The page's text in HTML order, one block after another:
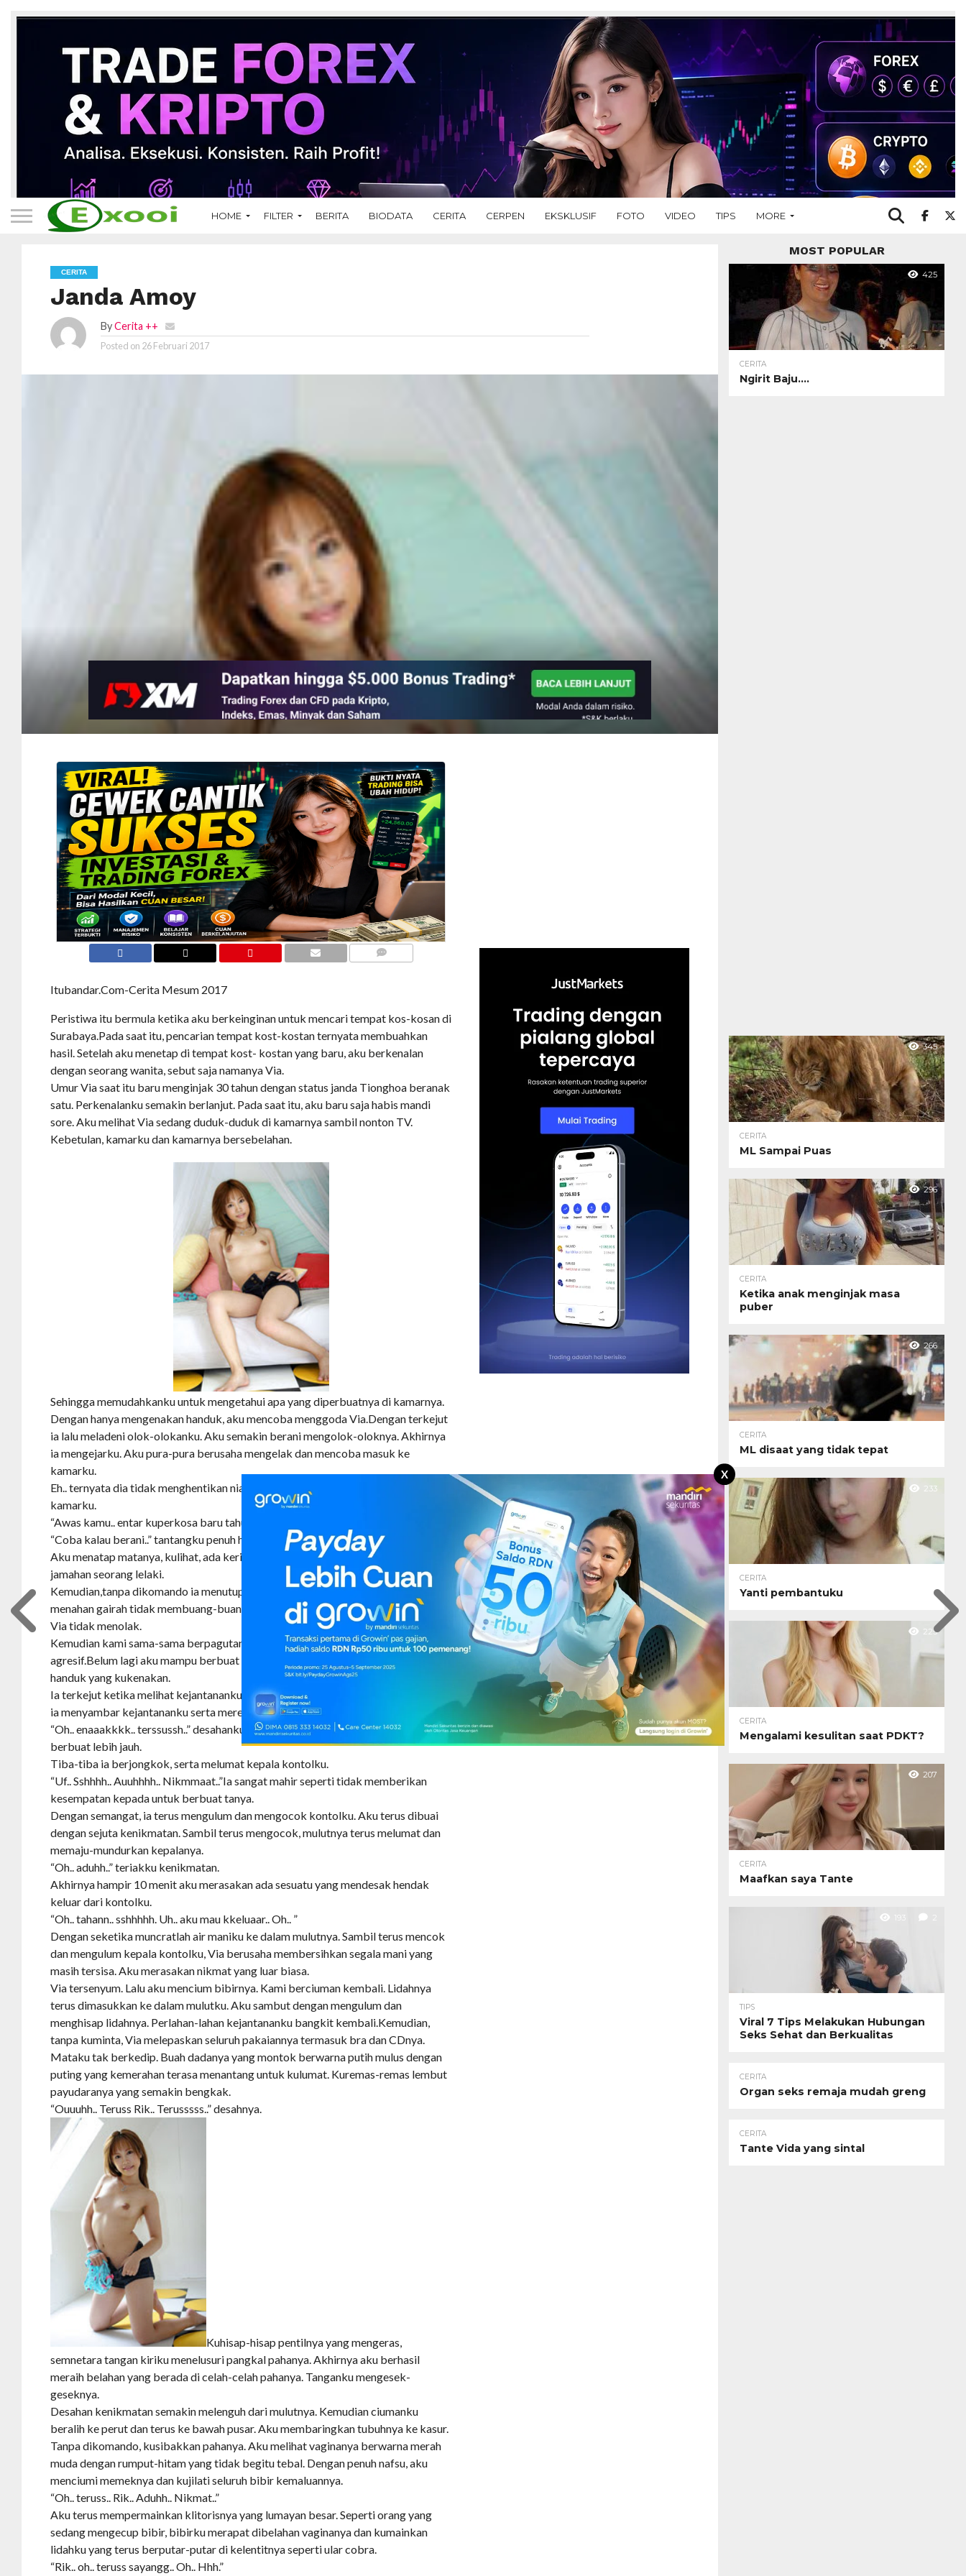
X
HOME FILTER BERITA BIODATA CERITA CERPEN EKSKLUSIF FOTO VIDEO TIPS MORE
CERITA
Janda Amoy
By Cerita ++
Posted on 26 Februari 2017
Itubandar.Com-Cerita Mesum 2017
Peristiwa itu bermula ketika aku berkeinginan untuk mencari tempat kos-kosan di
Surabaya.Pada saat itu, pencarian tempat kost-kostan ternyata membuahkan
hasil. Setelah aku menetap di tempat kost- kostan yang baru, aku berkenalan
dengan seorang wanita, sebut saja namanya Via.
Umur Via saat itu baru menginjak 30 tahun dengan status janda Tionghoa beranak
satu. Perkenalanku semakin berlanjut. Pada saat itu, aku baru saja habis mandi
sore. Aku melihat Via sedang duduk-duduk di kamarnya sambil nonton TV.
Kebetulan, kamarku dan kamarnya bersebelahan.
Sehingga memudahkanku untuk mengetahui apa yang diperbuatnya di kamarnya.
Dengan hanya mengenakan handuk, aku mencoba menggoda Via.Dengan terkejut
ia lalu meladeni olok-olokanku. Aku semakin berani mengolok-oloknya. Akhirnya
ia mengejarku. Aku pura-pura berusaha mengelak dan mencoba masuk ke
kamarku.
Eh.. ternyata dia tidak menghentikan niatnya untuk memukulku dan ikut masuk ke
kamarku.
“Awas kamu.. entar kuperkosa baru tahu.. ” gertaknya.
“Coba kalau berani..” tantangku penuh harap.
Aku menatap matanya, kulihat, ada kerinduan yang selama ini terpendam, oleh
jamahan seorang lelaki.
Kemudian,tanpa dikomando ia menutup kamarku. Aku yang sebenarnya juga
menahan gairah tidak membuang-buang kesempatan itu. Aku meraih tangannya,
Via tidak menolak.
Kemudian kami sama-sama berpagutan bibir. Ternyata, wanita cantik ini sangat
agresif.Belum lagi aku mampu berbuat lebih banyak, ternyata ia menyambar
handuk yang kukenakan.
Ia terkejut ketika melihat kejantananku sudah setengah berdiri. Tanpa basa-basi,
ia menyambar kejantananku serta meremas-remasnya.
“Oh.. enaaakkkk.. terssussh..” desahanku ternyata mengundang gairahnya untuk
berbuat lebih jauh.
Tiba-tiba ia berjongkok, serta melumat kepala kontolku.
“Uf.. Sshhhh.. Auuhhhh.. Nikmmaat..”Ia sangat mahir seperti tidak memberikan
kesempatan kepada untuk berbuat tanya.
Dengan semangat, ia terus mengulum dan mengocok kontolku. Aku terus dibuai
dengan sejuta kenikmatan. Sambil terus mengocok, mulutnya terus melumat dan
memaju-mundurkan kepalanya.
“Oh.. aduhh..” teriakku kenikmatan.
Akhirnya hampir 10 menit aku merasakan ada sesuatu yang mendesak hendak
keluar dari kontolku.
“Oh.. tahann.. sshhhhh. Uh.. aku mau kkeluaar.. Oh.. ”
Dengan seketika muncratlah air maniku ke dalam mulutnya. Sambil terus mencok
dan mengulum kepala kontolku, Via berusaha membersihkan segala mani yang
masih tersisa. Aku merasakan nikmat yang luar biasa.
Via tersenyum. Lalu aku mencium bibirnya. Kami berciuman kembali. Lidahnya
terus dimasukkan ke dalam mulutku. Aku sambut dengan mengulum dan
menghisap lidahnya. Perlahan-lahan kejantananku bangkit kembali.Kemudian,
tanpa kuminta, Via melepaskan seluruh pakaiannya termasuk bra dan CDnya.
Mataku tak berkedip. Buah dadanya yang montok berwarna putih mulus dengan
puting yang kemerahan terasa menantang untuk kulumat. Kuremas-remas lembut
payudaranya yang semakin bengkak.
“Ouuuhh.. Teruss Rik.. Terusssss..” desahnya.
Kuhisap-hisap pentilnya yang mengeras,
semnetara tangan kiriku menelusuri pangkal pahanya. Akhirnya aku berhasil
meraih belahan yang berada di celah-celah pahanya. Tanganku mengesek-
geseknya.
Desahan kenikmatan semakin melenguh dari mulutnya. Kemudian ciumanku
beralih ke perut dan terus ke bawah pusar. Aku membaringkan tubuhnya ke kasur.
Tanpa dikomando, kusibakkan pahanya. Aku melihat vaginanya berwarna merah
muda dengan rumput-hitam yang tidak begitu tebal. Dengan penuh nafsu, aku
menciumi memeknya dan kujilati seluruh bibir kemaluannya.
“Oh.. teruss.. Rik.. Aduhh.. Nikmat..”
Aku terus mempermainkan klitorisnya yang lumayan besar. Seperti orang yang
sedang mengecup bibir, bibirku merapat dibelahan vaginanya dan kumainkan
lidahku yang terus berputar-putar di kelentitnya seperti ular cobra.
“Rik.. oh.. teruss sayangg.. Oh.. Hhh.”
MOST POPULAR
425
CERITA
Ngirit Baju….
345
CERITA
ML Sampai Puas
296
CERITA
Ketika anak menginjak masa
puber
266
CERITA
ML disaat yang tidak tepat
233
CERITA
Yanti pembantuku
225
CERITA
Mengalami kesulitan saat PDKT?
207
CERITA
Maafkan saya Tante
193 2
TIPS
Viral 7 Tips Melakukan Hubungan
Seks Sehat dan Berkualitas
CERITA
Organ seks remaja mudah greng
CERITA
Tante Vida yang sintal